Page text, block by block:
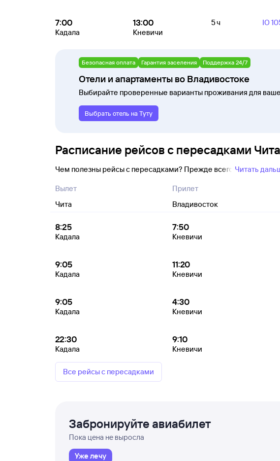
7:00
Кадала
13:00
Кневичи
5 ч IO
Безопасная оплата Гарантия заселения Поддержка 24/7
Отели и апартаменты во Владивостоке
Выбирайте проверенные варианты проживания для
Выбрать отель на Туту
Расписание рейсов с пересадками
Чем полезны рейсы с пересадками? Прежде всего Читать
Вылет
Чита
Прилет
Владивосток
8:25
Кадала
7:50
Кневичи
9:05
Кадала
11:20
Кневичи
9:05
Кадала
4:30
Кневичи
22:30
Кадала
9:10
Кневичи
Все рейсы с пересадками
Забронируйте авиабилет
Пока цена не выросла
Уже лечу